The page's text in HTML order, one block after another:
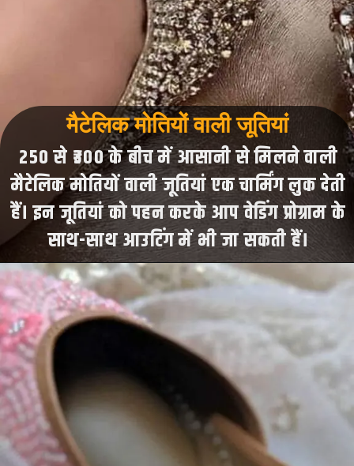
मैटेलिक मोतियों वाली जूतियां
250 से ₹300 के बीच में आसानी से मिलने वाली
मैटेलिक मोतियों वाली जूतियां एक चार्मिंग लुक देती
हैं। इन जूतियां को पहन करके आप वेडिंग प्रोग्राम के
साथ-साथ आउटिंग में भी जा सकती हैं।